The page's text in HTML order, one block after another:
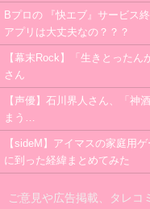
Bプロの 『快エブ』サービス
アプリは大丈夫なの？？？
【幕末Rock】「生きとった
さん
【声優】石川界人さん、「神
まう…
【sideM】アイマスの家庭用
に到った経緯まとめてみた
ご意見や広告掲載、タレコ